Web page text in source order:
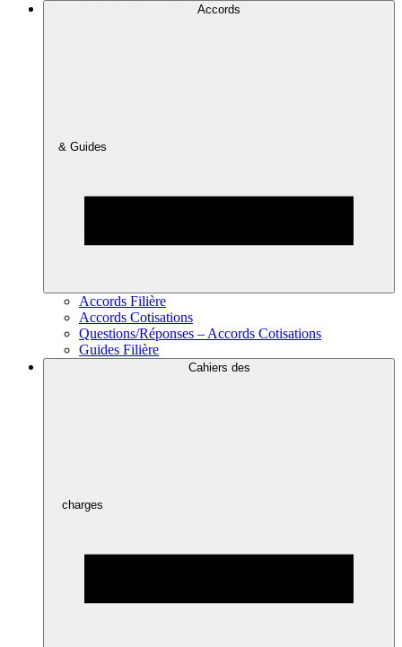
Accords
& Guides
Accords Filière
Accords Cotisations
Questions/Réponses – Accords Cotisations
Guides Filière
Cahiers des
charges